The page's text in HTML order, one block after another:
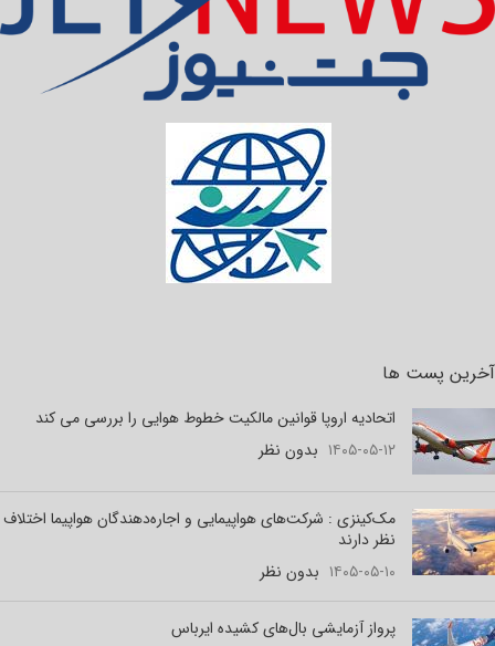
آخرین پست ها
اتحادیه اروپا قوانین مالکیت خطوط هوایی را بررسی می کند
۱۴۰۵-۰۵-۱۲ بدون نظر
مک‌کینزی : شرکت‌های هواپیمایی و اجاره‌دهندگان هواپیما اختلاف
نظر دارند
۱۴۰۵-۰۵-۱۰ بدون نظر
پرواز آزمایشی بال‌های کشیده ایرباس